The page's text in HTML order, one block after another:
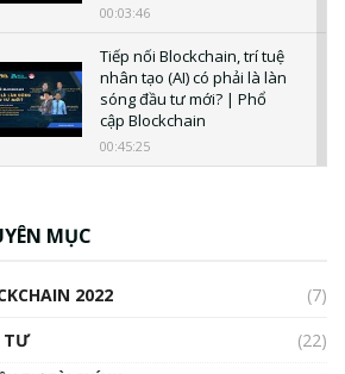
00:03:46
Tiếp nối Blockchain, trí tuệ
nhân tạo (AI) có phải là làn
sóng đầu tư mới? | Phổ
cập Blockchain
00:45:25
uptrend trong năm 2023? |
MỤC
2022
(7)
TƯ
(22)